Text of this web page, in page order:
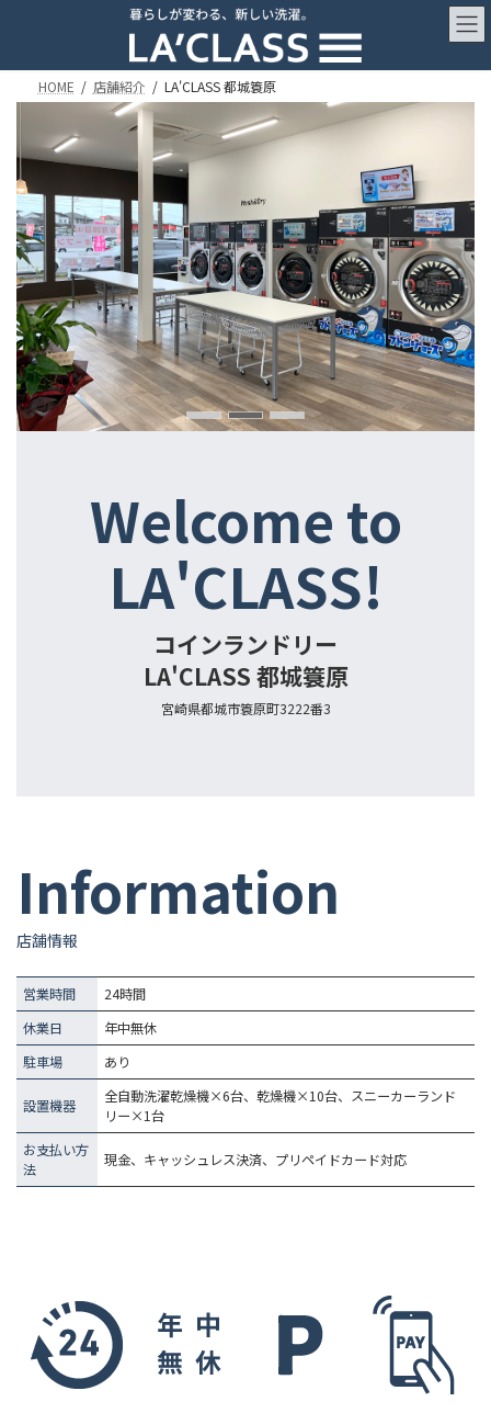
ン
ー
HOME 店舗紹介 LA'CLASS 都城簑原
Welcome to
LA'CLASS!
コインランドリー
LA'CLASS 都城簑原
宮崎県都城市簑原町3222番3
Information
店舗情報
営業時間
24時間
休業日
年中無休
駐車場
あり
設置機器
全自動洗濯乾燥機×6台、乾燥機×10台、スニーカーランド
リー×1台
お支払い方
法
現金、キャッシュレス決済、プリペイドカード対応